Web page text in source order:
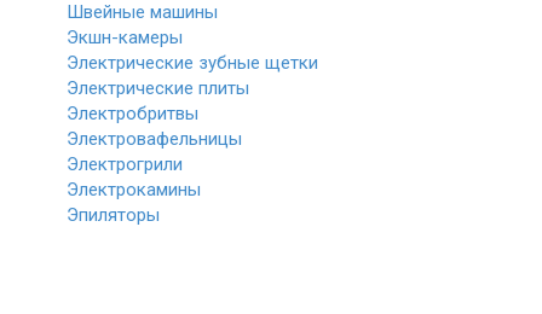
Швейные машины
Экшн-камеры
Электрические зубные щетки
Электрические плиты
Электробритвы
Электровафельницы
Электрогрили
Электрокамины
Эпиляторы